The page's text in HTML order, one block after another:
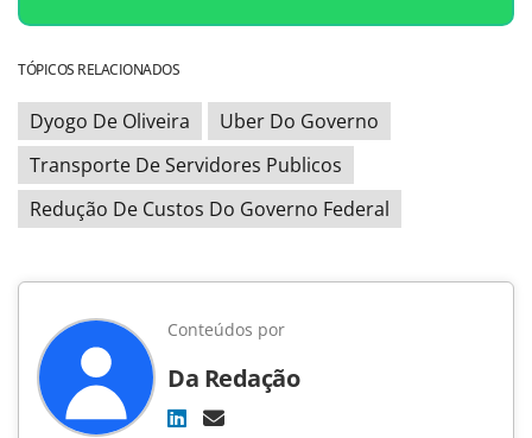
TÓPICOS RELACIONADOS
Dyogo De Oliveira
Uber Do Governo
Transporte De Servidores Publicos
Redução De Custos Do Governo Federal
Conteúdos por
Da Redação